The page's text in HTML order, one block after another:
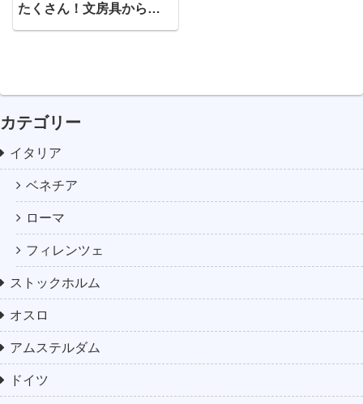
たくさん！文房具からア
カテゴリー
イタリア
ベネチア
ローマ
フィレンツェ
ストックホルム
オスロ
アムステルダム
ドイツ